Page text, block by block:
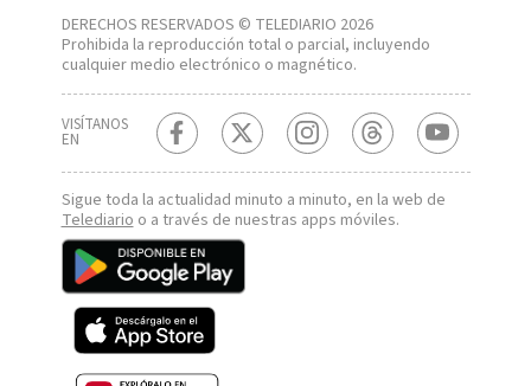
DERECHOS RESERVADOS © TELEDIARIO 2026
Prohibida la reproducción total o parcial, incluyendo
cualquier medio electrónico o magnético.
VISÍTANOS
EN
Sigue toda la actualidad minuto a minuto, en la web de
Telediario o a través de nuestras apps móviles.